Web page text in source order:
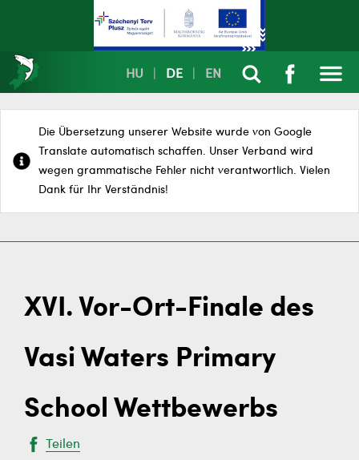
HU DE EN
Die Übersetzung unserer Website wurde von Google
Translate automatisch schaffen. Unser Verband wird
wegen grammatische Fehler nicht verantwortlich. Vielen
Dank für Ihr Verständnis!
XVI. Vor-Ort-Finale des
Vasi Waters Primary
School Wettbewerbs
Teilen